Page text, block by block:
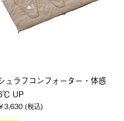
ュラフコンフォーター・体感
UP
3,630 (税込)